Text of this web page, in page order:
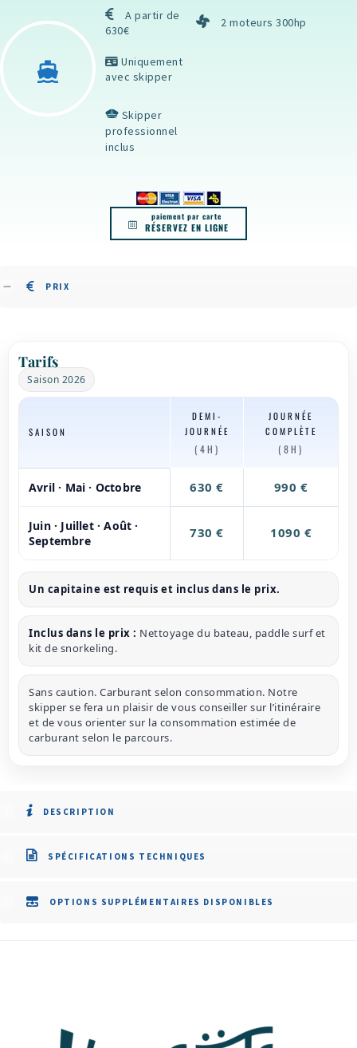
A partir de
630€
2 moteurs 300hp
Uniquement
avec skipper
Skipper
professionnel
inclus
paiement par carte
RÉSERVEZ EN LIGNE
PRIX
Tarifs
Saison 2026
SAISON
DEMI-
JOURNÉE
(4H)
JOURNÉE
COMPLÈTE
(8H)
Avril · Mai · Octobre 630 € 990 €
Juin · Juillet · Août ·
Septembre
730 € 1090 €
Un capitaine est requis et inclus dans le prix.
Inclus dans le prix : Nettoyage du bateau, paddle surf et
kit de snorkeling.
Sans caution. Carburant selon consommation. Notre
skipper se fera un plaisir de vous conseiller sur l’itinéraire
et de vous orienter sur la consommation estimée de
carburant selon le parcours.
DESCRIPTION
SPÉCIFICATIONS TECHNIQUES
OPTIONS SUPPLÉMENTAIRES DISPONIBLES